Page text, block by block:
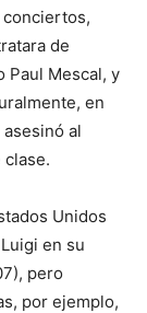
conciertos,
de
Paul Mescal, y
en
al
Unidos
en su
pero
por ejemplo,